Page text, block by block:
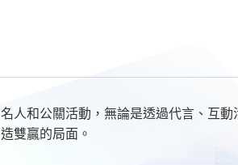
人和公關活動，無論是透過代言、互動
雙贏的局面。